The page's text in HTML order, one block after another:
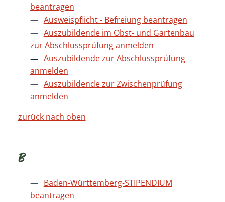
beantragen
Ausweispflicht - Befreiung beantragen
Auszubildende im Obst- und Gartenbau
zur Abschlussprüfung anmelden
Auszubildende zur Abschlussprüfung
anmelden
Auszubildende zur Zwischenprüfung
anmelden
zurück nach oben
B
Baden-Württemberg-STIPENDIUM
beantragen